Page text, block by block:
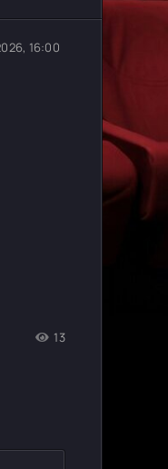
13
16:00